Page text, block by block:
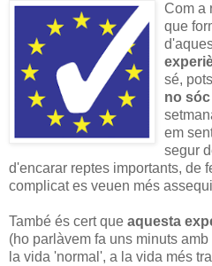
Com a
que
sé,
no
em
segur
d'encarar reptes importants, de
complicat es veuen més
També és cert que aquesta
(ho parlàvem fa uns minuts amb
la vida 'normal', a la vida més